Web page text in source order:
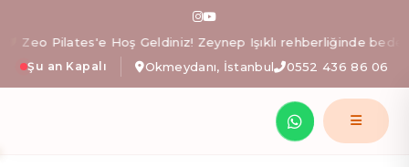
Zeo Pilates: İstanbul
Zeynep Işıklı yönetimindeki Zeo Pilates
Pilates'e Hoş Geldiniz! Zeynep Işıklı rehberliğinde bedeninizi
Şu an Kapalı Okmeydanı, İstanbul 0552 436 86 06